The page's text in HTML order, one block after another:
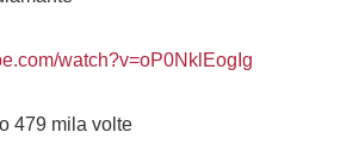
watch?v=oP0NklEogIg
479 mila volte